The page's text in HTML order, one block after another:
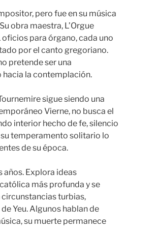
pero fue en su música
obra maestra, L’Orgue
para órgano, cada uno
por el canto gregoriano.
pretende ser una
hacia la contemplación.
sigue siendo una
Vierne, no busca el
interior hecho de fe, silencio
temperamento solitario lo
de su época.
años. Explora ideas
más profunda y se
circunstancias turbias,
Yeu. Algunos hablan de
su muerte permanece